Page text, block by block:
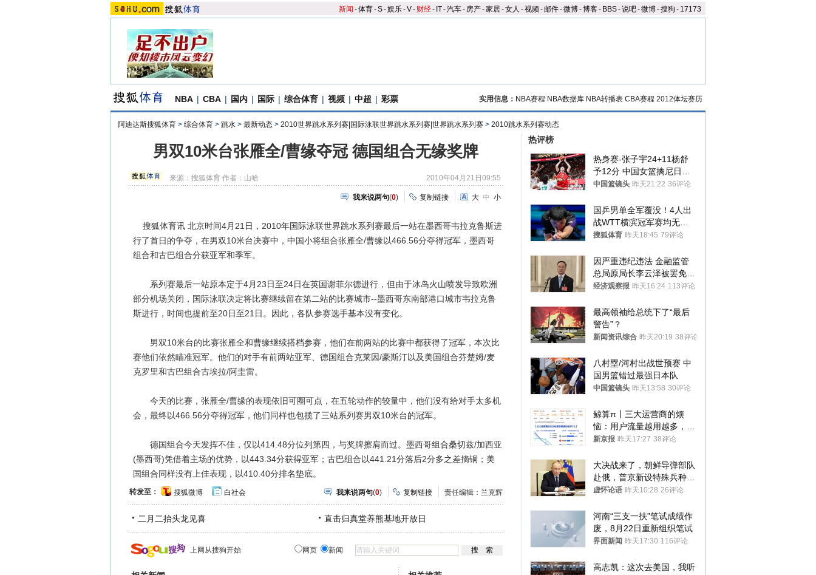
新闻 -体育-S-娱乐-V- 财经- IT-汽车- 房产-家居-女人 -视频-邮件-微博-博客- BBS-说吧-微博-搜狗 - 17173
NBA | CBA | 国内 | 国际 | 综合体育 | 视频 | 中超 | 彩票 实用信息： NBA赛程 NBA数据库 NBA转播表 CBA赛程 2012体坛赛历
阿迪达斯搜狐体育 > 综合体育 > 跳水 > 最新动态 > 2010世界跳水系列赛|国际泳联世界跳水系列赛|世界跳水系列赛 > 2010跳水系列赛动态
男双10米台张雁全/曹缘夺冠 德国组合无缘奖牌
来源：搜狐体育 作者：山哈 2010年04月21日09:55
我来说两句(0) 复制链接 大 中 小
搜狐体育讯 北京时间4月21日，2010年国际泳联世界跳水系列赛最后一站在墨西哥韦拉克鲁斯进
行了首日的争夺，在男双10米台决赛中，中国小将组合张雁全/曹缘以466.56分夺得冠军，墨西哥
组合和古巴组合分获亚军和季军。
系列赛最后一站原本定于4月23日至24日在英国谢菲尔德进行，但由于冰岛火山喷发导致欧洲
部分机场关闭，国际泳联决定将比赛继续留在第二站的比赛城市--墨西哥东南部港口城市韦拉克鲁
斯进行，时间也提前至20日至21日。因此，各队参赛选手基本没有变化。
男双10米台的比赛张雁全和曹缘继续搭档参赛，他们在前两站的比赛中都获得了冠军，本次比
赛他们依然瞄准冠军。他们的对手有前两站亚军、德国组合克莱因/豪斯汀以及美国组合芬楚姆/麦
克罗里和古巴组合古埃拉/阿圭雷。
今天的比赛，张雁全/曹缘的表现依旧可圈可点，在五轮动作的较量中，他们没有给对手太多机
会，最终以466.56分夺得冠军，他们同样也包揽了三站系列赛男双10米台的冠军。
德国组合今天发挥不佳，仅以414.48分位列第四，与奖牌擦肩而过。墨西哥组合桑切兹/加西亚
(墨西哥)凭借着主场的优势，以443.34分获得亚军；古巴组合以441.21分落后2分多之差摘铜；美
国组合同样没有上佳表现，以410.40分排名垫底。
转发至： 搜狐微博 白社会 我来说两句(0) 复制链接 责任编辑：兰克辉
二月二抬头龙见喜 直击归真堂养熊基地开放日
上网从搜狗开始 网页 新闻
热评榜
热身赛-张子宇24+11杨舒
予12分 中国女篮擒尼日利
亚
中国篮镜头 昨天21:22 36评论
国乒男单全军覆没！4人出
战WTT横滨冠军赛均无缘
八强
搜狐体育 昨天18:45 79评论
因严重违纪违法 金融监管
总局原局长李云泽被罢免全
国人大代表
经济观察报 昨天16:24 113评论
最高领袖给总统下了“最后
警告”？
新闻资讯综合 昨天20:19 38评论
八村塁/河村出战世预赛 中
国男篮错过最强日本队
中国篮镜头 昨天13:58 30评论
鲸算π丨三大运营商的烦
恼：用户流量越用越多，收
入却越来越少
新京报 昨天17:27 38评论
大决战来了，朝鲜导弹部队
赴俄，普京新设特殊兵种，
76岁老将扛旗
虚怀论语 昨天10:28 26评论
河南“三支一扶”笔试成绩作
废，8月22日重新组织笔试
界面新闻 昨天17:30 116评论
高志凯：这次去美国，我听